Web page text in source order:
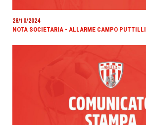
28/10/2024
NOTA SOCIETARIA - ALLARME CAMPO PUTTILLI